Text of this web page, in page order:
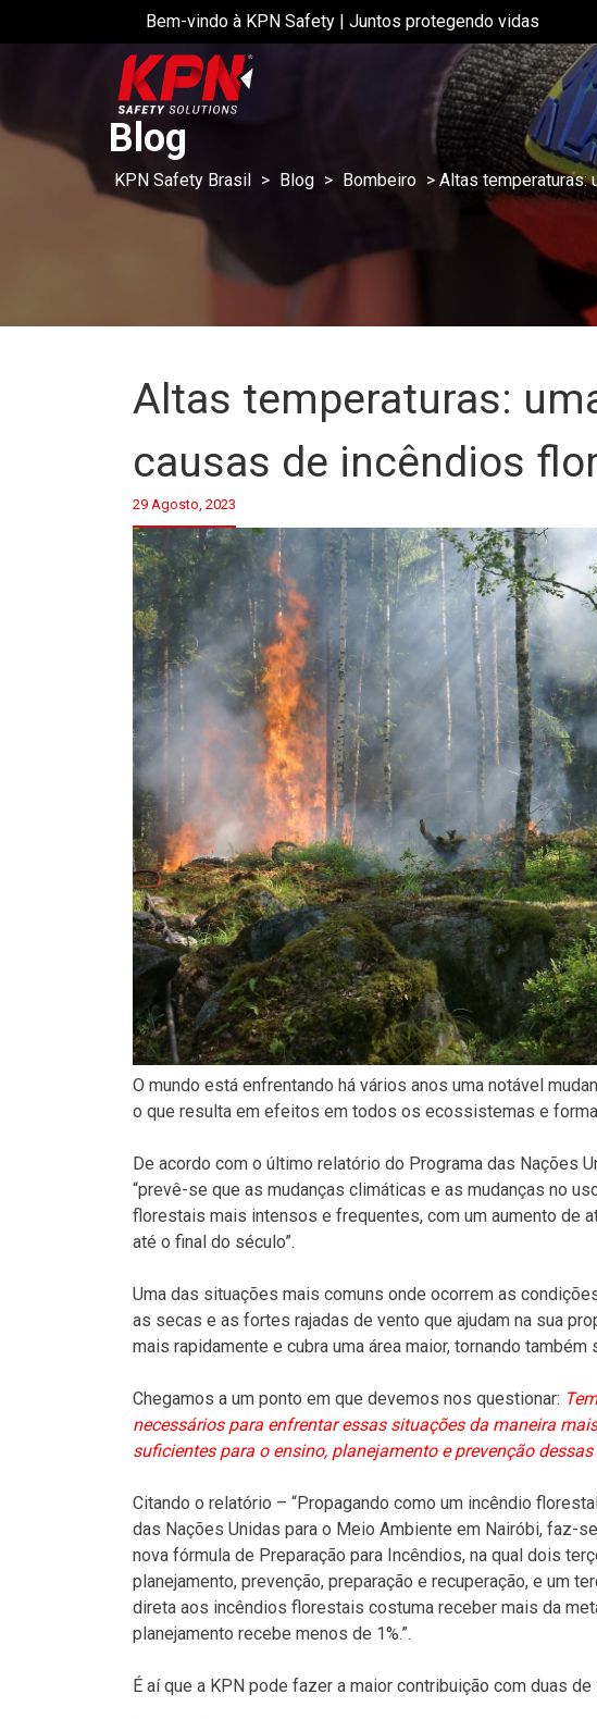
Bem-vindo à KPN Safety | Juntos protegendo vidas
Blog
KPN Safety Brasil > Blog > Bombeiro > Altas temperaturas:
Altas temperaturas:
causas de incêndios
29 Agosto, 2023
O mundo está enfrentando há vários anos uma notável
o que resulta em efeitos em todos os ecossistemas e
De acordo com o último relatório do Programa das Nações
“prevê-se que as mudanças climáticas e as mudanças no
florestais mais intensos e frequentes, com um aumento de
até o final do século”.
Uma das situações mais comuns onde ocorrem as
as secas e as fortes rajadas de vento que ajudam na sua
mais rapidamente e cubra uma área maior, tornando
Chegamos a um ponto em que devemos nos questionar:
necessários para enfrentar essas situações da maneira
suficientes para o ensino, planejamento e prevenção
Citando o relatório – “Propagando como um incêndio
das Nações Unidas para o Meio Ambiente em Nairóbi, faz-
nova fórmula de Preparação para Incêndios, na qual dois
planejamento, prevenção, preparação e recuperação, e um
direta aos incêndios florestais costuma receber mais da
planejamento recebe menos de 1%.”.
É aí que a KPN pode fazer a maior contribuição com duas